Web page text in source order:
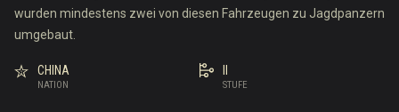
wurden mindestens zwei von diesen Fahrzeugen zu Jagdpanzern
umgebaut.
NATION
CHINA
STUFE